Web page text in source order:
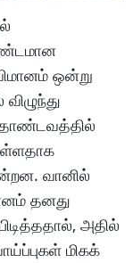
ஒன்று
வானில்
தனது
அதில்
மிகக்